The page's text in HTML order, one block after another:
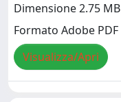
Dimensione 2.75 MB
Formato Adobe PDF
Visualizza/Apri